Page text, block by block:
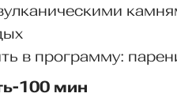
в программу:
100 мин